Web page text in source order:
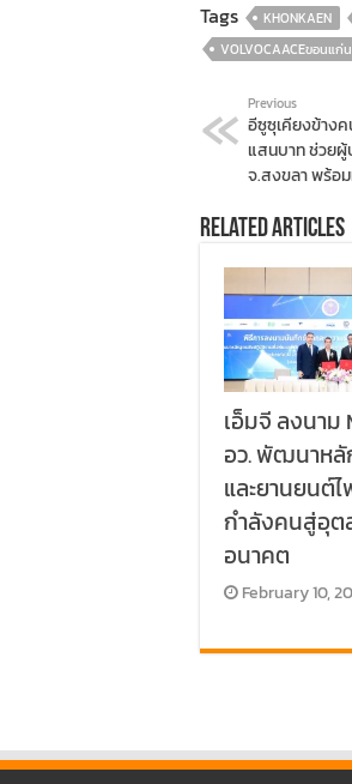
Tags
KHONKAEN
VOLVOCAACEขอนแก่น
Previous
อีซูซุเคียงข้างค
แสนบาท ช่วย
จ.สงขลา พร้อ
Related Articles
เอ็มจี ลงนาม
อว. พัฒนาหลั
และยานยนต์
กำลังคนสู่อุต
อนาคต
February 10,